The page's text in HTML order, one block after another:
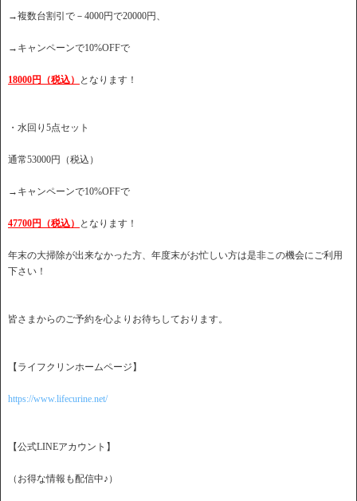
→複数台割引で－4000円で20000円、
→キャンペーンで10%OFFで
18000円（税込） となります！
・水回り5点セット
通常53000円（税込）
→キャンペーンで10%OFFで
47700円（税込） となります！
年末の大掃除が出来なかった方、年度末がお忙しい方は是非この機会にご利用
下さい！
皆さまからのご予約を心よりお待ちしております。
【ライフクリンホームページ】
https://www.lifecurine.net/
【公式LINEアカウント】
（お得な情報も配信中♪）